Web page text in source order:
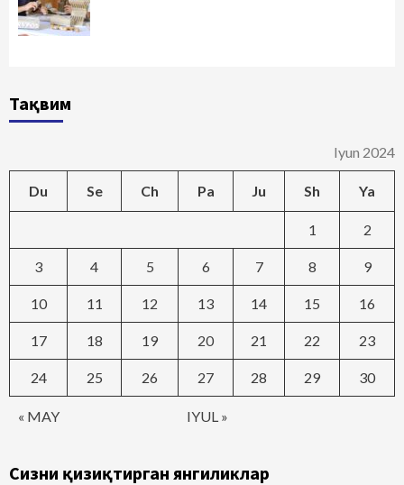
Тақвим
Iyun 2024
Du Se Ch Pa Ju Sh Ya
« MAY IYUL »
1 2
3 4 5 6 7 8 9
10 11 12 13 14 15 16
17 18 19 20 21 22 23
24 25 26 27 28 29 30
Сизни қизиқтирган янгиликлар